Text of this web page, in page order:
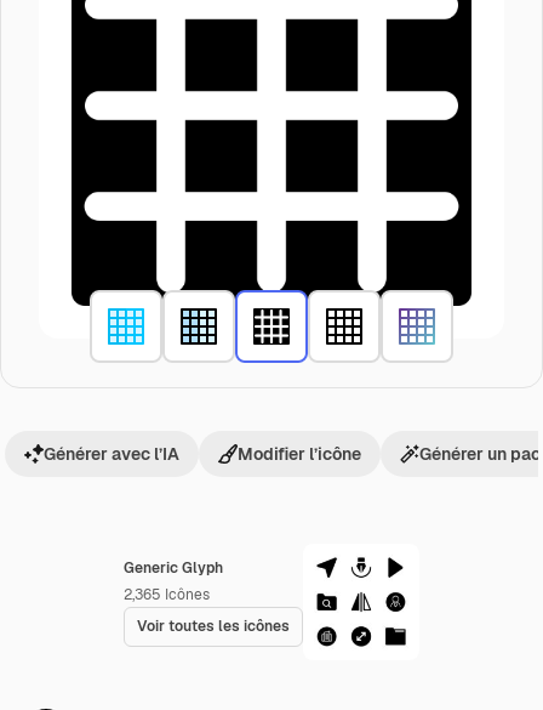
Generic Glyph
2,365 Icônes
Voir toutes les icônes
Générer avec l’IA Modifier l’icône Générer un